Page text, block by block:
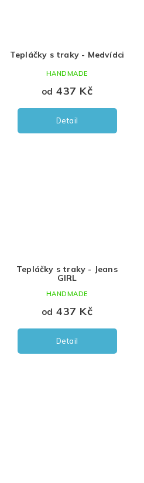
Tepláčky s traky - Medvídci
od 437 Kč
Detail
HANDMADE
Tepláčky s traky - Jeans
GIRL
od 437 Kč
Detail
HANDMADE